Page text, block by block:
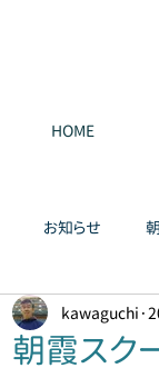
お知らせ
朝霞スク
kawaguchi
HOME